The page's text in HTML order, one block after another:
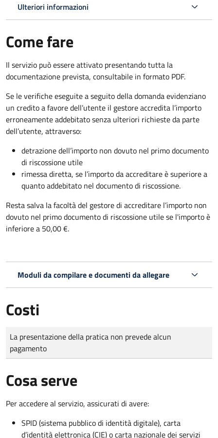
Ulteriori informazioni
Come fare
Il servizio può essere attivato presentando tutta la
documentazione prevista, consultabile in formato PDF.
Se le verifiche eseguite a seguito della domanda evidenziano
un credito a favore dell’utente il gestore accredita l’importo
erroneamente addebitato senza ulteriori richieste da parte
dell’utente, attraverso:
detrazione dell’importo non dovuto nel primo documento
di riscossione utile
rimessa diretta, se l’importo da accreditare è superiore a
quanto addebitato nel documento di riscossione.
Resta salva la facoltà del gestore di accreditare l’importo non
dovuto nel primo documento di riscossione utile se l'importo è
inferiore a 50,00 €.
Moduli da compilare e documenti da allegare
Costi
Tipo di pagamento
Importo
La presentazione della pratica non prevede alcun
pagamento
Cosa serve
Per accedere al servizio, assicurati di avere:
SPID (sistema pubblico di identità digitale), carta
d’identità elettronica (CIE) o carta nazionale dei servizi